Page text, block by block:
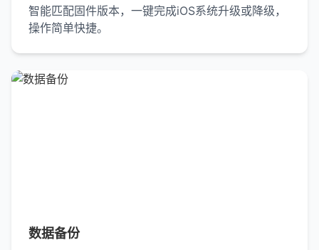
智能匹配固件版本，一键完成iOS系统升级或降级，
操作简单快捷。
数据备份